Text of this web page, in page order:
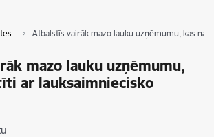
Atbalstīs vairāk mazo lauku uzņēmumu, kas
mazo lauku uzņēmumu,
ar lauksaimniecisko